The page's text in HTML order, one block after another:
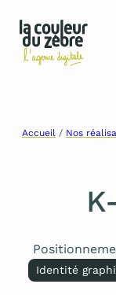
Aller
Accueil / Nos
Identité